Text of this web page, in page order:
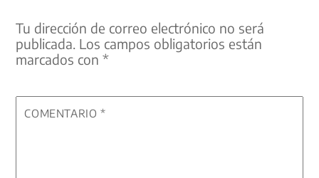
Tu dirección de correo electrónico no será
publicada. Los campos obligatorios están
marcados con*
COMENTARIO*